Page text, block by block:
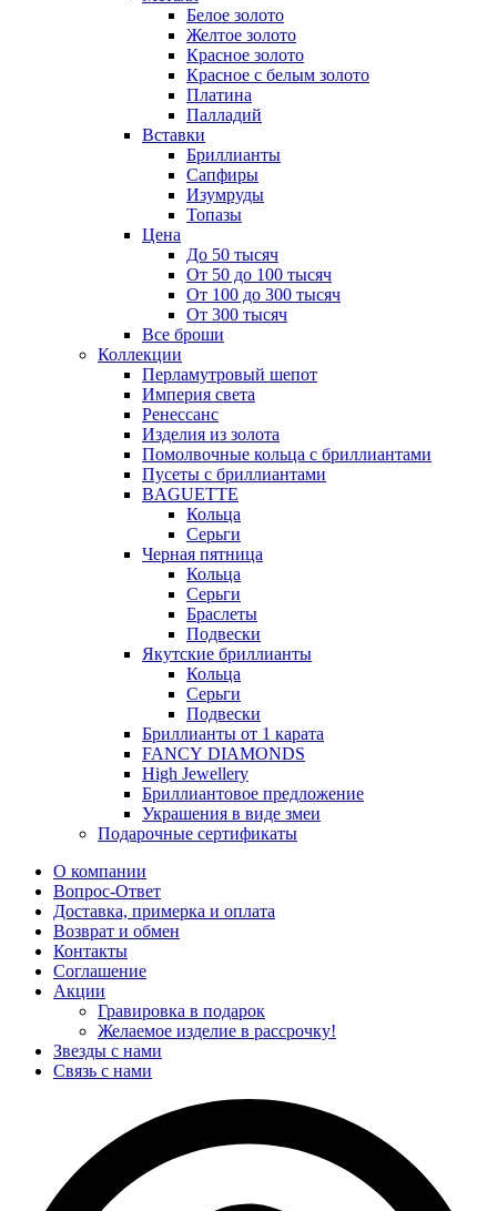
Белое золото
Желтое золото
Красное золото
Красное с белым золото
Платина
Палладий
Вставки
Бриллианты
Сапфиры
Изумруды
Топазы
Цена
До 50 тысяч
От 50 до 100 тысяч
От 100 до 300 тысяч
От 300 тысяч
Все броши
Коллекции
Перламутровый шепот
Империя света
Ренессанс
Изделия из золота
Помолвочные кольца с бриллиантами
Пусеты с бриллиантами
BAGUETTE
Кольца
Серьги
Черная пятница
Кольца
Серьги
Браслеты
Подвески
Якутские бриллианты
Кольца
Серьги
Подвески
Бриллианты от 1 карата
FANCY DIAMONDS
High Jewellery
Бриллиантовое предложение
Украшения в виде змеи
Подарочные сертификаты
О компании
Вопрос-Ответ
Доставка, примерка и оплата
Возврат и обмен
Контакты
Соглашение
Акции
Гравировка в подарок
Желаемое изделие в рассрочку!
Звезды с нами
Связь с нами